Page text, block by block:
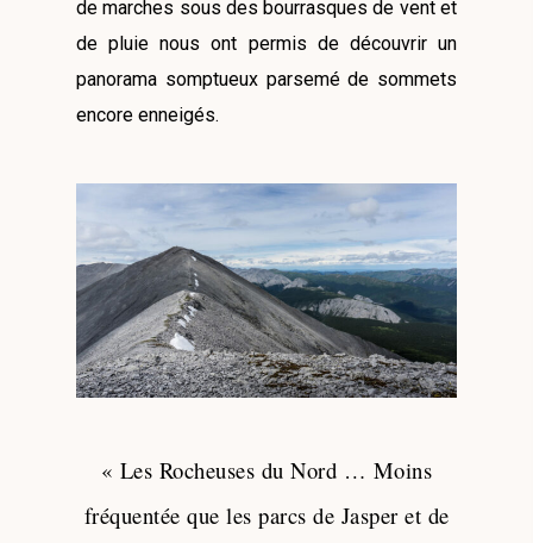
de marches sous des bourrasques de vent et
de pluie nous ont permis de découvrir un
panorama somptueux parsemé de sommets
encore enneigés.
« Les Rocheuses du Nord … Moins
fréquentée que les parcs de Jasper et de